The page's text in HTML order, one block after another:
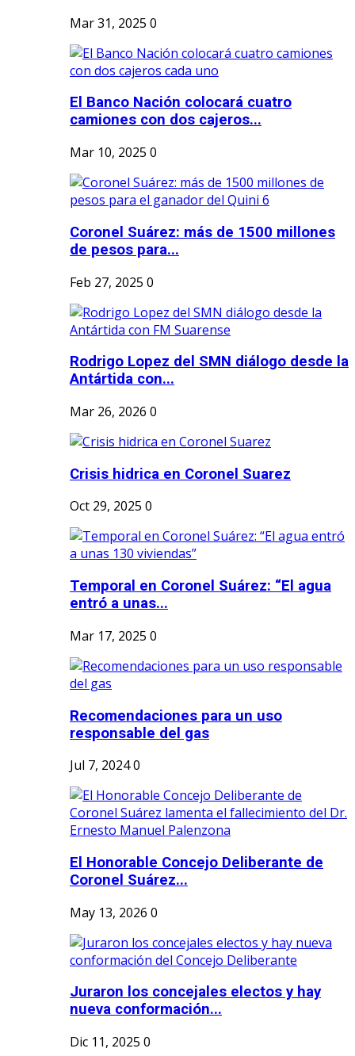
Mar 31, 2025 0
El Banco Nación colocará cuatro
camiones con dos cajeros...
Mar 10, 2025 0
Coronel Suárez: más de 1500 millones
de pesos para...
Feb 27, 2025 0
Rodrigo Lopez del SMN diálogo desde la
Antártida con...
Mar 26, 2026 0
Crisis hidrica en Coronel Suarez
Oct 29, 2025 0
Temporal en Coronel Suárez: “El agua
entró a unas...
Mar 17, 2025 0
Recomendaciones para un uso
responsable del gas
Jul 7, 20240
El Honorable Concejo Deliberante de
Coronel Suárez...
May 13, 2026 0
Juraron los concejales electos y hay
nueva conformación...
Dic 11, 2025 0